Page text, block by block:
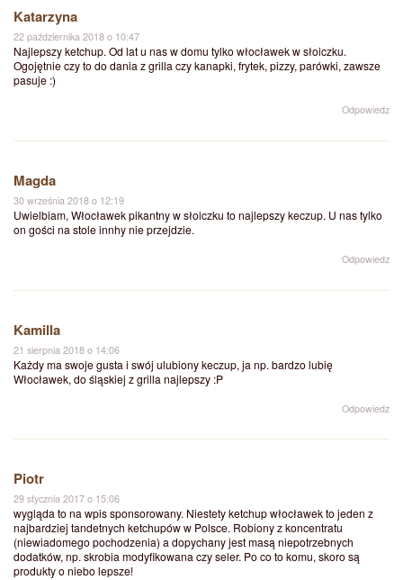
Katarzyna
22 października 2018 o 10:47
Najlepszy ketchup. Od lat u nas w domu tylko włocławek w słoiczku.
Ogojętnie czy to do dania z grilla czy kanapki, frytek, pizzy, parówki, zawsze
pasuje :)
Odpowiedz
Magda
30 września 2018 o 12:19
Uwielbiam, Włocławek pikantny w słoiczku to najlepszy keczup. U nas tylko
on gości na stole innhy nie przejdzie.
Odpowiedz
Kamilla
21 sierpnia 2018 o 14:06
Każdy ma swoje gusta i swój ulubiony keczup, ja np. bardzo lubię
Włocławek, do śląskiej z grilla najlepszy :P
Odpowiedz
Piotr
29 stycznia 2017 o 15:06
wygląda to na wpis sponsorowany. Niestety ketchup włocławek to jeden z
najbardziej tandetnych ketchupów w Polsce. Robiony z koncentratu
(niewiadomego pochodzenia) a dopychany jest masą niepotrzebnych
dodatków, np. skrobia modyfikowana czy seler. Po co to komu, skoro są
produkty o niebo lepsze!